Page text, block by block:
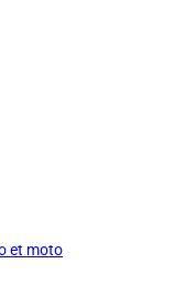
et moto